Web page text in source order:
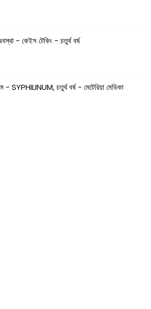
- কেইস টেকিং - চতুর্থ বর্ষ
- SYPHILINUM, চতুর্থ বর্ষ - মেটেরিয়া মেডিকা